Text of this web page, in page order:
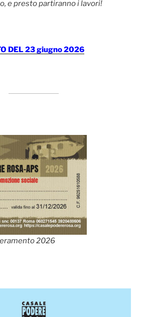
e presto partiranno i lavori!
DEL 23 giugno 2026
2026